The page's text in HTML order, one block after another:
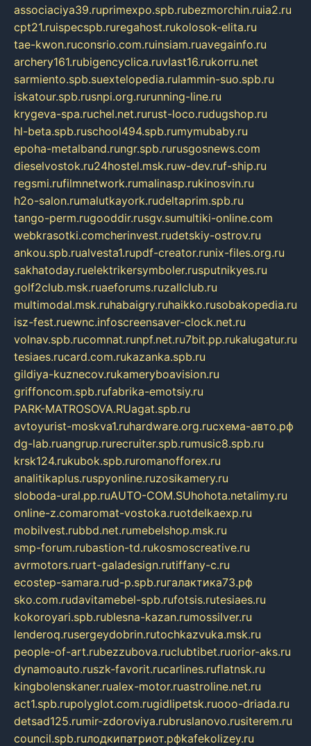
associaciya39.ruprimexpo.spb.rubezmorchin.ruia2.ru
cpt21.ruispecspb.ruregahost.rukolosok-elita.ru
tae-kwon.ruconsrio.com.ruinsiam.ruavegainfo.ru
archery161.rubigencyclica.ruvlast16.rukorru.net
sarmiento.spb.suextelopedia.rulammin-suo.spb.ru
iskatour.spb.rusnpi.org.rurunning-line.ru
krygeva-spa.ruchel.net.rurust-loco.rudugshop.ru
hl-beta.spb.ruschool494.spb.rumymubaby.ru
epoha-metalband.rungr.spb.rurusgosnews.com
dieselvostok.ru24hostel.msk.ruw-dev.ruf-ship.ru
regsmi.rufilmnetwork.rumalinasp.rukinosvin.ru
h2o-salon.rumalutkayork.rudeltaprim.spb.ru
tango-perm.rugooddir.rusgv.sumultiki-online.com
webkrasotki.comcherinvest.rudetskiy-ostrov.ru
ankou.spb.rualvesta1.rupdf-creator.runix-files.org.ru
sakhatoday.ruelektrikersymboler.rusputnikyes.ru
golf2club.msk.ruaeforums.ruzallclub.ru
multimodal.msk.ruhabaigry.ruhaikko.rusobakopedia.ru
isz-fest.ruewnc.infoscreensaver-clock.net.ru
volnav.spb.rucomnat.runpf.net.ru7bit.pp.rukalugatur.ru
tesiaes.rucard.com.rukazanka.spb.ru
gildiya-kuznecov.rukameryboavision.ru
griffoncom.spb.rufabrika-emotsiy.ru
PARK-MATROSOVA.RUagat.spb.ru
avtoyurist-moskva1.ruhardware.org.ruсхема-авто.рф
dg-lab.ruangrup.rurecruiter.spb.rumusic8.spb.ru
krsk124.rukubok.spb.ruromanofforex.ru
analitikaplus.ruspyonline.ruzosikamery.ru
sloboda-ural.pp.ruAUTO-COM.SUhohota.netalimy.ru
online-z.comaromat-vostoka.ruotdelkaexp.ru
mobilvest.rubbd.net.rumebelshop.msk.ru
smp-forum.rubastion-td.rukosmoscreative.ru
avrmotors.ruart-galadesign.rutiffany-c.ru
ecostep-samara.rud-p.spb.ruгалактика73.рф
sko.com.rudavitamebel-spb.rufotsis.rutesiaes.ru
kokoroyari.spb.rublesna-kazan.rumossilver.ru
lenderoq.rusergeydobrin.rutochkazvuka.msk.ru
people-of-art.rubezzubova.ruclubtibet.ruorior-aks.ru
dynamoauto.ruszk-favorit.rucarlines.ruflatnsk.ru
kingbolenskaner.rualex-motor.ruastroline.net.ru
act1.spb.rupolyglot.com.rugidlipetsk.ruooo-driada.ru
detsad125.rumir-zdoroviya.rubruslanovo.rusiterem.ru
council.spb.ruлодкипатриот.рфkafekolizey.ru